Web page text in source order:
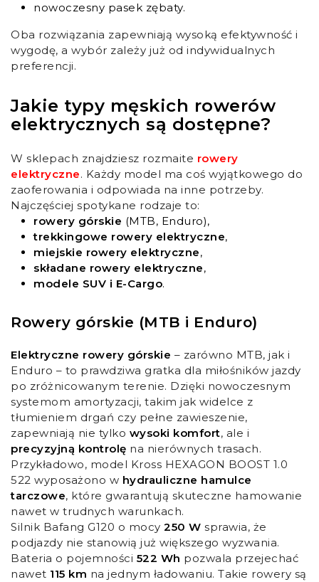
nowoczesny pasek zębaty.
Oba rozwiązania zapewniają wysoką efektywność i
wygodę, a wybór zależy już od indywidualnych
preferencji.
Jakie typy męskich rowerów
elektrycznych są dostępne?
W sklepach znajdziesz rozmaite rowery
elektryczne. Każdy model ma coś wyjątkowego do
zaoferowania i odpowiada na inne potrzeby.
Najczęściej spotykane rodzaje to:
rowery górskie (MTB, Enduro),
trekkingowe rowery elektryczne,
miejskie rowery elektryczne,
składane rowery elektryczne,
modele SUV i E-Cargo.
Rowery górskie (MTB i Enduro)
Elektryczne rowery górskie – zarówno MTB, jak i
Enduro – to prawdziwa gratka dla miłośników jazdy
po zróżnicowanym terenie. Dzięki nowoczesnym
systemom amortyzacji, takim jak widelce z
tłumieniem drgań czy pełne zawieszenie,
zapewniają nie tylko wysoki komfort, ale i
precyzyjną kontrolę na nierównych trasach.
Przykładowo, model Kross HEXAGON BOOST 1.0
522 wyposażono w hydrauliczne hamulce
tarczowe, które gwarantują skuteczne hamowanie
nawet w trudnych warunkach.
Silnik Bafang G120 o mocy 250 W sprawia, że
podjazdy nie stanowią już większego wyzwania.
Bateria o pojemności 522 Wh pozwala przejechać
nawet 115 km na jednym ładowaniu. Takie rowery są